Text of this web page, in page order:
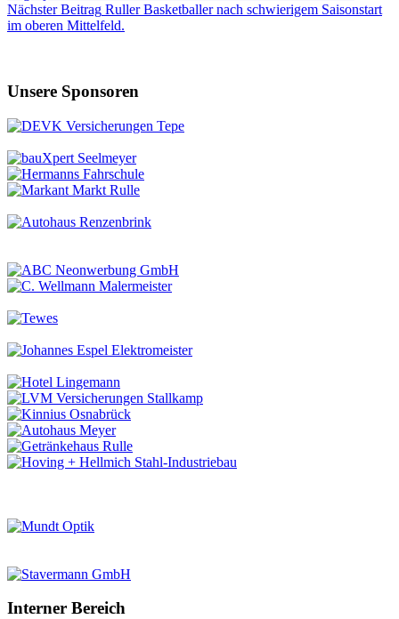
NächsterBeitrag Ruller Basketballer nach schwierigem Saisonstart
im oberen Mittelfeld.
Unsere Sponsoren
Interner Bereich